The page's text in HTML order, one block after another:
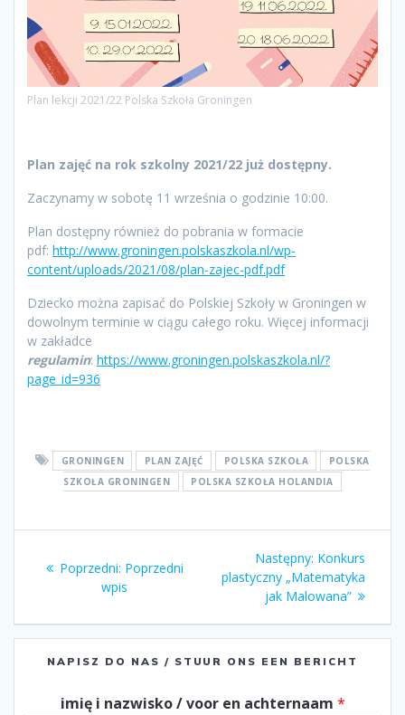
Plan lekcji 2021/22 Polska Szkoła Groningen
Plan zajęć na rok szkolny 2021/22 już dostępny.
Zaczynamy w sobotę 11 września o godzinie 10:00.
Plan dostępny również do pobrania w formacie
pdf: http://www.groningen.polskaszkola.nl/wp-
content/uploads/2021/08/plan-zajec-pdf.pdf
Dziecko można zapisać do Polskiej Szkoły w Groningen w
dowolnym terminie w ciągu całego roku. Więcej informacji
w zakładce
regulamin: https://www.groningen.polskaszkola.nl/?
page_id=936
GRONINGEN PLAN ZAJĘĆ POLSKA SZKOŁA
POLSKA
SZKOŁA GRONINGEN
POLSKA SZKOŁA HOLANDIA
wpisu
Poprzedni: Poprzedni
wpis:
Poprzedni
wpis
Następny: Następny
wpis:
Konkurs
plastyczny „Matematyka
jak Malowana”
NAPISZ DO NAS / STUUR ONS EEN BERICHT
imię i nazwisko / voor en achternaam *